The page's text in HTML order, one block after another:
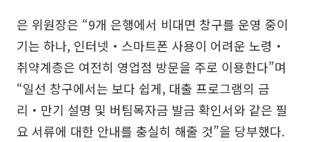
은 위원장은 “9개 은행에서 비대면 창구를 운영 중이
기는 하나, 인터넷‧스마트폰 사용이 어려운 노령‧
취약계층은 여전히 영업점 방문을 주로 이용한다”며
“일선 창구에서는 보다 쉽게, 대출 프로그램의 금
리‧만기 설명 및 버팀목자금 발금 확인서와 같은 필
요 서류에 대한 안내를 충실히 해줄 것”을 당부했다.